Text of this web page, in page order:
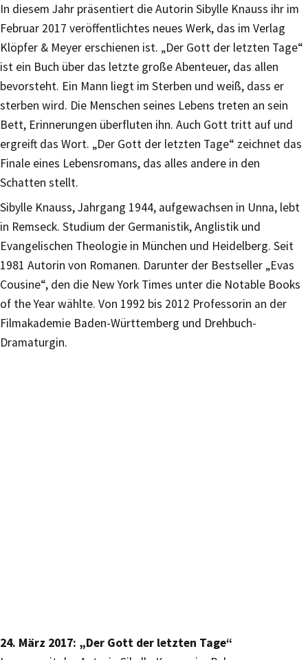
In diesem Jahr präsentiert die Autorin Sibylle Knauss ihr im
Februar 2017 veröffentlichtes neues Werk, das im Verlag
Klöpfer & Meyer erschienen ist. „Der Gott der letzten Tage“
ist ein Buch über das letzte große Abenteuer, das allen
bevorsteht. Ein Mann liegt im Sterben und weiß, dass er
sterben wird. Die Menschen seines Lebens treten an sein
Bett, Erinnerungen überfluten ihn. Auch Gott tritt auf und
ergreift das Wort. „Der Gott der letzten Tage“ zeichnet das
Finale eines Lebensromans, das alles andere in den
Schatten stellt.
Sibylle Knauss, Jahrgang 1944, aufgewachsen in Unna, lebt
in Remseck. Studium der Germanistik, Anglistik und
Evangelischen Theologie in München und Heidelberg. Seit
1981 Autorin von Romanen. Darunter der Bestseller „Evas
Cousine“, den die New York Times unter die Notable Books
of the Year wählte. Von 1992 bis 2012 Professorin an der
Filmakademie Baden-Württemberg und Drehbuch-
Dramaturgin.
24. März 2017: „Der Gott der letzten Tage“